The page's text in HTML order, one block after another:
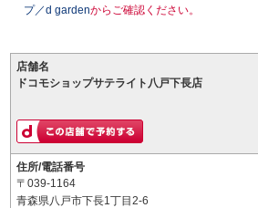
プ／d gardenからご確認ください。
店舗名
ドコモショップサテライト八戸下長店
住所/電話番号
〒039-1164
青森県八戸市下長1丁目2-6